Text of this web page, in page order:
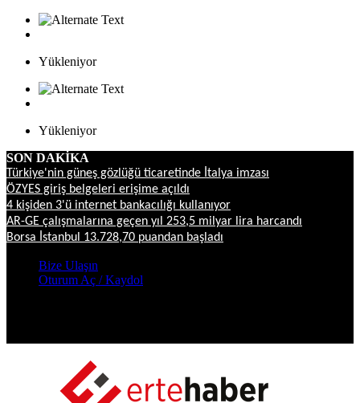
Yükleniyor
Yükleniyor
SON DAKİKA
Türkiye'nin güneş gözlüğü ticaretinde İtalya imzası
ÖZYES giriş belgeleri erişime açıldı
4 kişiden 3'ü internet bankacılığı kullanıyor
AR-GE çalışmalarına geçen yıl 253,5 milyar lira harcandı
Borsa İstanbul 13.728,70 puandan başladı
Bize Ulaşın
Oturum Aç / Kaydol